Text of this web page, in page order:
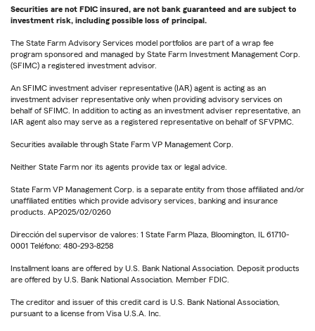
Securities are not FDIC insured, are not bank guaranteed and are subject to
investment risk, including possible loss of principal.
The State Farm Advisory Services model portfolios are part of a wrap fee
program sponsored and managed by State Farm Investment Management Corp.
(SFIMC) a registered investment advisor.
An SFIMC investment adviser representative (IAR) agent is acting as an
investment adviser representative only when providing advisory services on
behalf of SFIMC. In addition to acting as an investment adviser representative, an
IAR agent also may serve as a registered representative on behalf of SFVPMC.
Securities available through State Farm VP Management Corp.
Neither State Farm nor its agents provide tax or legal advice.
State Farm VP Management Corp. is a separate entity from those affiliated and/or
unaffiliated entities which provide advisory services, banking and insurance
products. AP2025/02/0260
Dirección del supervisor de valores: 1 State Farm Plaza, Bloomington, IL 61710-
0001 Teléfono: 480-293-8258
Installment loans are offered by U.S. Bank National Association. Deposit products
are offered by U.S. Bank National Association. Member FDIC.
The creditor and issuer of this credit card is U.S. Bank National Association,
pursuant to a license from Visa U.S.A. Inc.